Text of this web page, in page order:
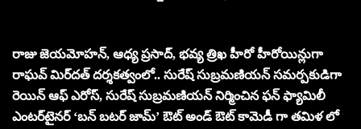
రాజు జెయ‌మోహ‌న్‌, ఆధ్య ప్ర‌సాద్‌, భ‌వ్య త్రిఖ హీరో హీరోయిన్లుగా
రాఘ‌వ్ మిర్‌ద‌త్ ద‌ర్శ‌క‌త్వంలో.. సురేష్ సుబ్ర‌మ‌ణియ‌న్ స‌మ‌ర్ప‌కుడిగా
రెయిన్ ఆఫ్ ఎరోస్‌, సురేష్ సుబ్ర‌మ‌ణియ‌న్ నిర్మించిన ఫ‌న్ ఫ్యామిలీ
ఎంట‌ర్‌టైనర్ ‘బ‌న్ బ‌ట‌ర్ జామ్‌’ ఔట్ అండ్ ఔట్ కామెడీ గా తమిళ లో